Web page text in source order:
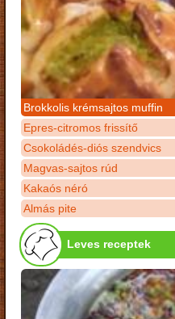
Brokkolis krémsajtos muffin
Epres-citromos frissítő
Csokoládés-diós szendvics
Magvas-sajtos rúd
Kakaós néró
Almás pite
Leves receptek